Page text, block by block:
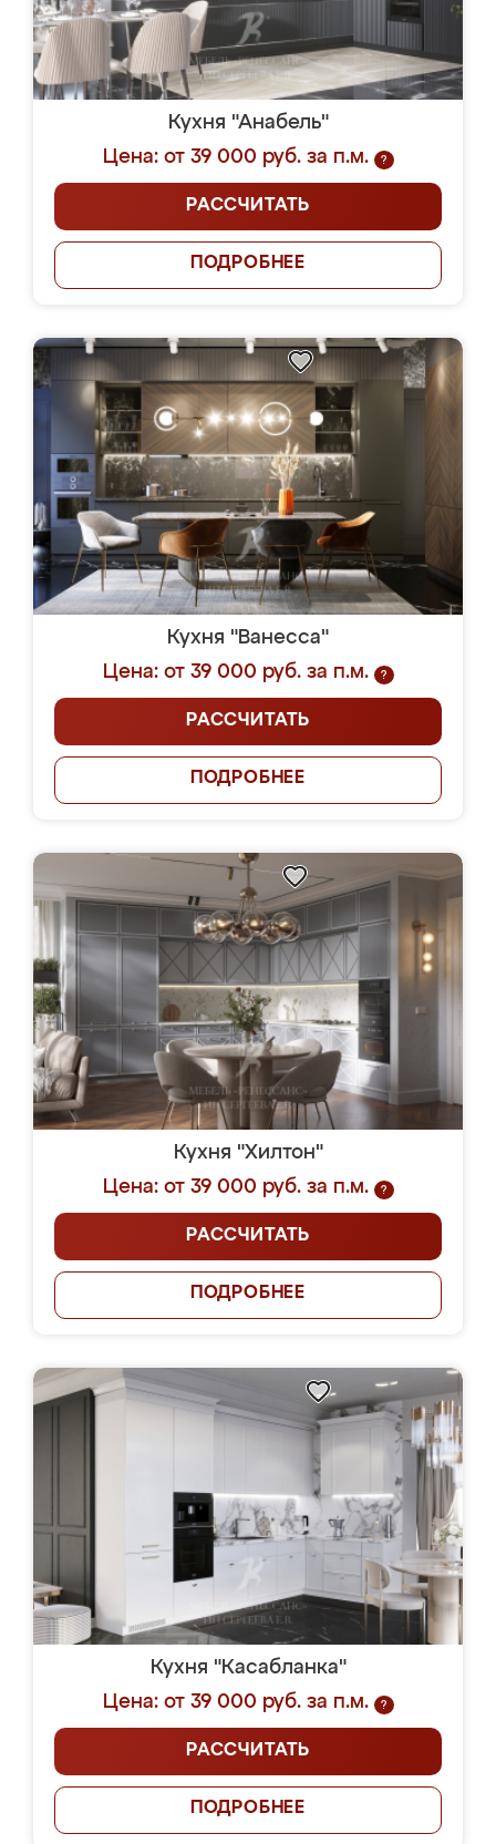
Кухня "Анабель"
Цена: от 39 000 руб. за п.м.
?
РАССЧИТАТЬ
ПОДРОБНЕЕ
Кухня "Ванесса"
Цена: от 39 000 руб. за п.м.
?
РАССЧИТАТЬ
ПОДРОБНЕЕ
Кухня "Хилтон"
Цена: от 39 000 руб. за п.м.
?
РАССЧИТАТЬ
ПОДРОБНЕЕ
Кухня "Касабланка"
Цена: от 39 000 руб. за п.м.
?
РАССЧИТАТЬ
ПОДРОБНЕЕ